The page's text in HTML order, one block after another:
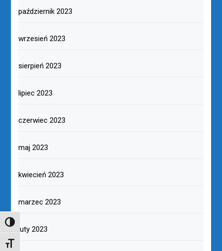
TOGGLE HIGH CONTRAST
TOGGLE FONT SIZE
październik 2023
wrzesień 2023
sierpień 2023
lipiec 2023
czerwiec 2023
maj 2023
kwiecień 2023
marzec 2023
luty 2023